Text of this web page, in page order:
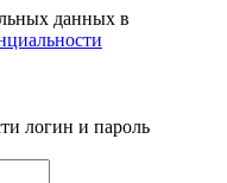
данных в
логин и пароль